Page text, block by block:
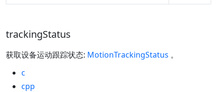
trackingStatus
获取设备运动跟踪状态: MotionTrackingStatus 。
c
cpp